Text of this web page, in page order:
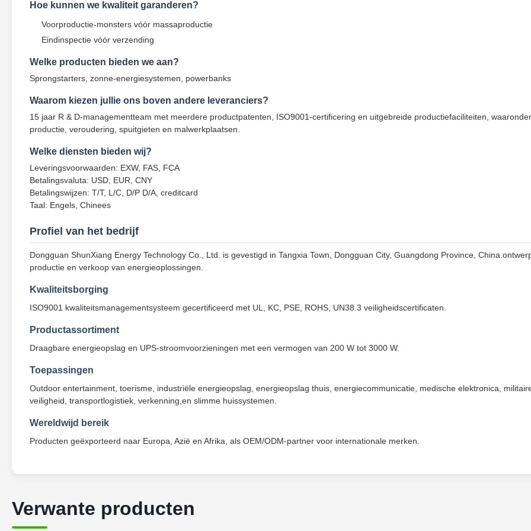
Hoe kunnen we kwaliteit garanderen?
Voorproductie-monsters vóór massaproductie
Eindinspectie vóór verzending
Welke producten bieden we aan?
Sprongstarters, zonne-energiesystemen, powerbanks
Waarom kiezen jullie ons boven andere leveranciers?
15 jaar R & D-managementteam met meerdere productpatenten, ISO9001-certificering en uitgebreide productiefaciliteiten, waaronder
productie, veroudering, spuitgieten en malwerkplaatsen.
Welke diensten bieden wij?
Leveringsvoorwaarden: EXW, FAS, FCA
Betalingsvaluta: USD, EUR, CNY
Betalingswijzen: T/T, L/C, D/P D/A, creditcard
Taal: Engels, Chinees
Profiel van het bedrijf
Dongguan ShunXiang Energy Technology Co., Ltd. is gevestigd in Tangxia Town, Dongguan City, Guangdong Province,
productie en verkoop van energieoplossingen.
Kwaliteitsborging
ISO9001 kwaliteitsmanagementsysteem gecertificeerd met UL, KC, PSE, ROHS, UN38.3 veiligheidscertificaten.
Productassortiment
Draagbare energieopslag en UPS-stroomvoorzieningen met een vermogen van 200 W tot 3000 W.
Toepassingen
Outdoor entertainment, toerisme, industriële energieopslag, energieopslag thuis, energiecommunicatie, medische elektronica,
veiligheid, transportlogistiek, verkenning,en slimme huissystemen.
Wereldwijd bereik
Producten geëxporteerd naar Europa, Azië en Afrika, als OEM/ODM-partner voor internationale merken.
Verwante producten